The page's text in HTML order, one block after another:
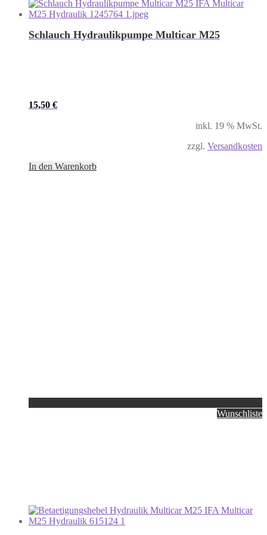
Schlauch Hydraulikpumpe Multicar M25
15,50 €
inkl. 19 % MwSt.
zzgl. Versandkosten
In den Warenkorb
Wunschliste